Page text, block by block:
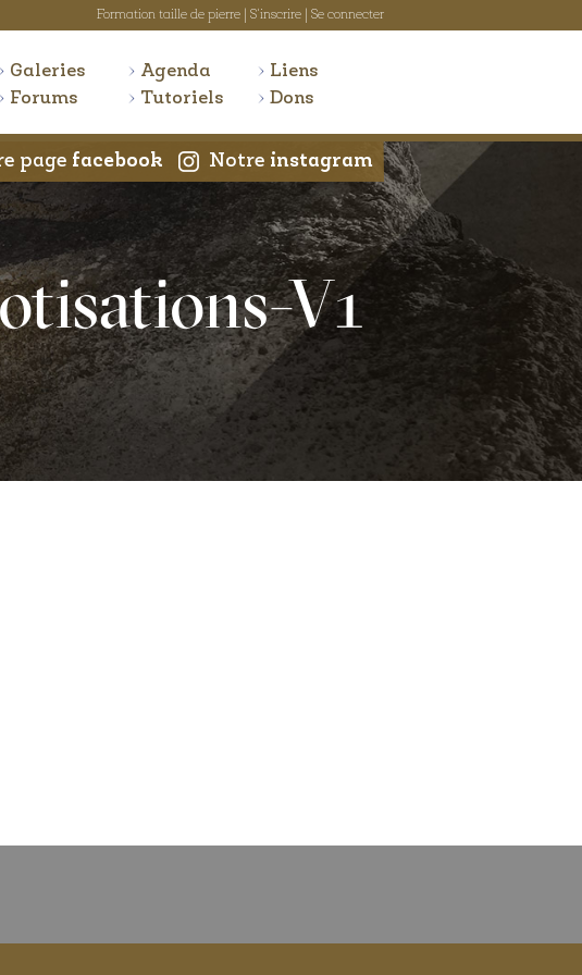
Formation taille de pierre S'inscrire Se connecter
Galeries Agenda
Liens
Forums Tutoriels Dons
page facebook Notre instagram
V1